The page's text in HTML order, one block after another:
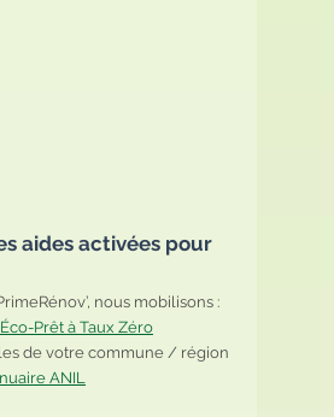
aides activées pour
nous mobilisons :
Prêt à Taux Zéro
de votre commune / région
ANIL